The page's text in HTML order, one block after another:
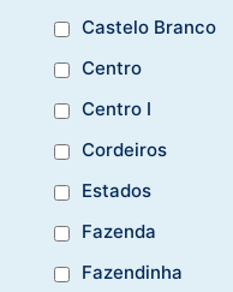
Castelo Branco
Centro
Centro I
Cordeiros
Estados
Fazenda
Fazendinha